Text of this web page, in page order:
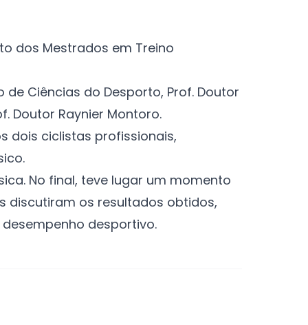
dos Mestrados em Treino
Ciências do Desporto, Prof. Doutor
Doutor Raynier Montoro.
dois ciclistas profissionais,
No final, teve lugar um momento
discutiram os resultados obtidos,
desportivo.